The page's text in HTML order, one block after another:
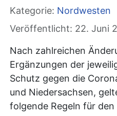
Kategorie: Nordwesten
Veröffentlicht: 22. Juni
Nach zahlreichen
Ergänzungen der
Schutz gegen die
und Niedersachsen,
folgende Regeln für den